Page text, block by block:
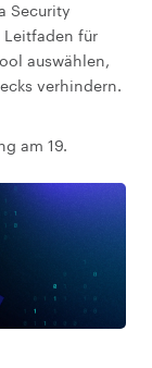
Security
Leitfaden für
auswählen,
verhindern.
am 19.